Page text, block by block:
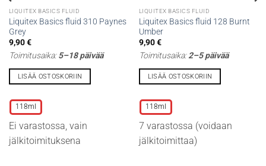
LIQUITEX BASICS FLUID
Liquitex Basics fluid 310 Paynes
Grey
9,90€
Toimitusaika:5–18 päivää
LISÄÄ OSTOSKORIIN
tuotteella
on
useampi
muunnelma.
118ml
Ei varastossa, vain
jälkitoimituksena
LIQUITEX BASICS FLUID
Liquitex Basics fluid 128 Burnt
Umber
9,90€
Toimitusaika:2–5 päivää
LISÄÄ OSTOSKORIIN
tuotteella
on
useampi
muunnelma.
118ml
7 varastossa (voidaan
jälkitoimittaa)